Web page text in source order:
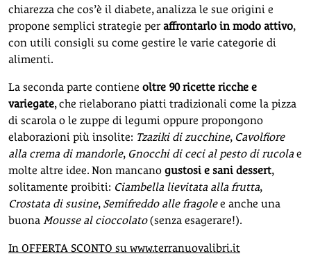
chiarezza che cos’è il diabete, analizza le sue origini e
propone semplici strategie peraffrontarlo in modo attivo,
con utili consigli su come gestire le varie categorie di
alimenti.
La seconda parte contiene oltre 90 ricette ricche e
variegate, che rielaborano piatti tradizionali come la pizza
di scarola o le zuppe di legumi oppure propongono
elaborazioni più insolite: Tzaziki di zucchine, Cavolfiore
alla crema di mandorle, Gnocchi di ceci al pesto di rucola e
molte altre idee. Non mancano gustosi e sani dessert,
solitamente proibiti: Ciambella lievitata alla frutta,
Crostata di susine, Semifreddo alle fragolee anche una
buona Mousse al cioccolato(senza esagerare!).
In OFFERTA SCONTO su www.terranuovalibri.it